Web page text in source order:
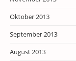
Oktober 2013
September 2013
August 2013